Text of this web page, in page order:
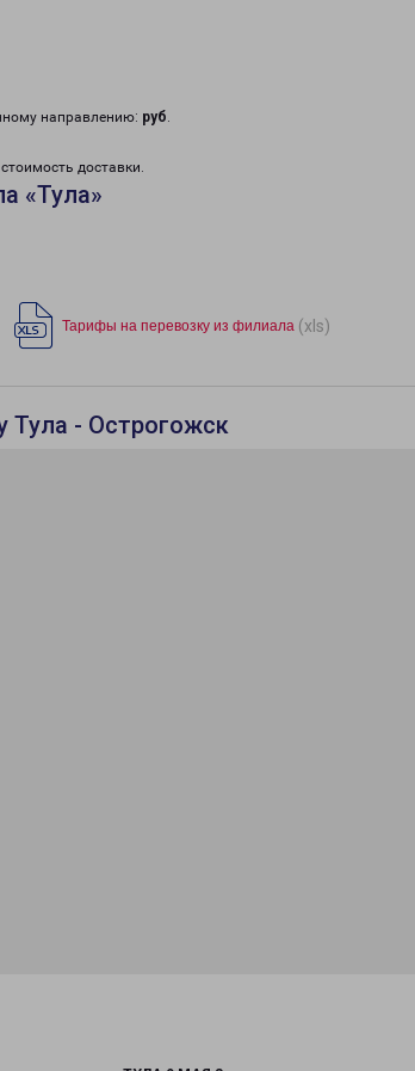
направлению: руб.
доставки.
«Тула»
Тарифы на перевозку из филиала (xls)
Тула - Острогожск